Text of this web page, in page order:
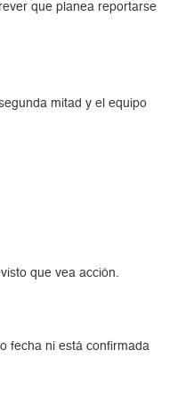
que planea reportarse
mitad y el equipo
que vea acción.
fecha ni está confirmada